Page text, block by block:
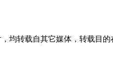
均转载自其它媒体，转载目